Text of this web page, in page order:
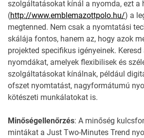
szolgáltatásokat kínál a nyomda, ezt a
(http://www.emblemazottpolo.hu/) a
megtenned. Nem csak a nyomtatási
skálája fontos, hanem az, hogy azok
projekted specifikus igényeinek. Keresd
nyomdákat, amelyek flexibilisek és
szolgáltatásokat kínálnak, például
ofszet nyomtatást, nagyformátumú
kötészeti munkálatokat is.
Minőségellenőrzés: A minőség
mintákat a Just Two-Minutes Trend